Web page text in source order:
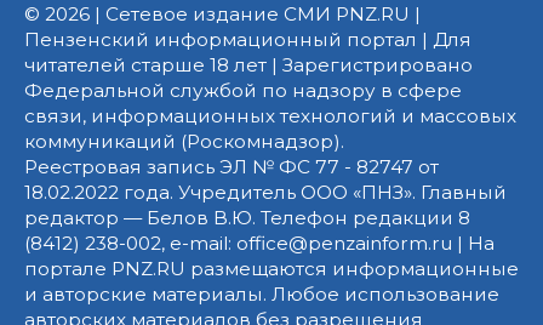
© 2026 | Сетевое издание СМИ PNZ.RU |
Пензенский информационный портал | Для
читателей старше 18 лет | Зарегистрировано
Федеральной службой по надзору в сфере
связи, информационных технологий и массовых
коммуникаций (Роскомнадзор).
Реестровая запись ЭЛ № ФС 77 - 82747 от
18.02.2022 года. Учредитель ООО «ПНЗ». Главный
редактор — Белов В.Ю. Телефон редакции 8
(8412) 238-002, e-mail: office@penzainform.ru | На
портале PNZ.RU размещаются информационные
и авторские материалы. Любое использование
авторских материалов без разрешения